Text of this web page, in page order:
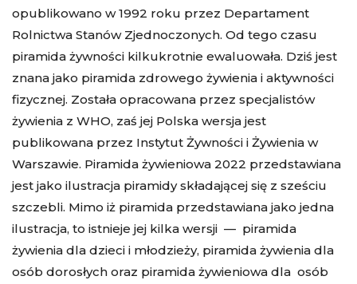
opublikowano w 1992 roku przez Departament
Rolnictwa Stanów Zjednoczonych. Od tego czasu
piramida żywności kilkukrotnie ewaluowała. Dziś jest
znana jako piramida zdrowego żywienia i aktywności
fizycznej. Została opracowana przez specjalistów
żywienia z WHO, zaś jej Polska wersja jest
publikowana przez Instytut Żywności i Żywienia w
Warszawie. Piramida żywieniowa 2022 przedstawiana
jest jako ilustracja piramidy składającej się z sześciu
szczebli. Mimo iż piramida przedstawiana jako jedna
ilustracja, to istnieje jej kilka wersji — piramida
żywienia dla dzieci i młodzieży, piramida żywienia dla
osób dorosłych oraz piramida żywieniowa dla osób